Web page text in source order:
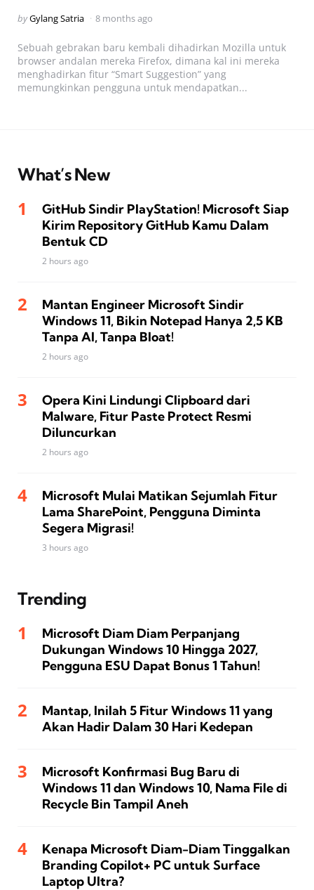
Posted
byGylang Satria 8 months ago
Sebuah gebrakan baru kembali dihadirkan Mozilla untuk
browser andalan mereka Firefox, dimana kal ini mereka
menghadirkan fitur “Smart Suggestion” yang
memungkinkan pengguna untuk mendapatkan...
What’s New
GitHub Sindir PlayStation! Microsoft Siap
Kirim Repository GitHub Kamu Dalam
Bentuk CD
2 hours ago
Mantan Engineer Microsoft Sindir
Windows 11, Bikin Notepad Hanya 2,5 KB
Tanpa AI, Tanpa Bloat!
2 hours ago
Opera Kini Lindungi Clipboard dari
Malware, Fitur Paste Protect Resmi
Diluncurkan
2 hours ago
Microsoft Mulai Matikan Sejumlah Fitur
Lama SharePoint, Pengguna Diminta
Segera Migrasi!
3 hours ago
Trending
Microsoft Diam Diam Perpanjang
Dukungan Windows 10 Hingga 2027,
Pengguna ESU Dapat Bonus 1 Tahun!
Mantap, Inilah 5 Fitur Windows 11 yang
Akan Hadir Dalam 30 Hari Kedepan
Microsoft Konfirmasi Bug Baru di
Windows 11 dan Windows 10, Nama File di
Recycle Bin Tampil Aneh
Kenapa Microsoft Diam-Diam Tinggalkan
Branding Copilot+ PC untuk Surface
Laptop Ultra?